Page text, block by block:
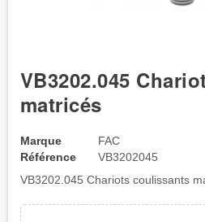
VB3202.045
matricés
Marque
FAC
Référence
VB3202045
VB3202.045 Chariots coulissants